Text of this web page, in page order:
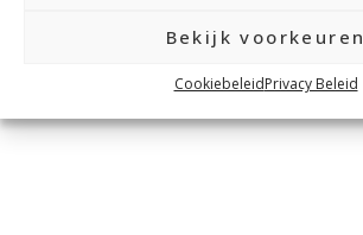
Bekijk voorkeuren
CookiebeleidPrivacy Beleid